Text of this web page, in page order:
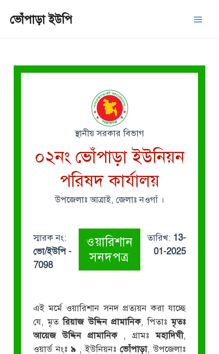
ভোঁপাড়া ইউপি
স্থানীয় সরকার বিভাগ
০২নং ভোঁপাড়া ইউনিয়ন
পরিষদ কার্যালয়
উপজেলাঃ আত্রাই, জেলাঃ নওগাঁ ।
স্মারক নং:
ভো/ইউপি -
7098
ওয়ারিশান
সনদপত্র
তারিখ: 13-
01-2025
এই মর্মে ওয়ারিশান সনদ প্রত্যয়ন করা যাচ্ছে
যে, মৃতরিয়াজ উদ্দিন প্রামানিক, পিতাঃমৃতঃ
আয়েজ উদ্দিন প্রামানিক, গ্রামঃমহাদিঘী,
ওয়ার্ড নংঃ ৯ , ইউনিয়নঃভোঁপাড়া, উপজেলাঃ